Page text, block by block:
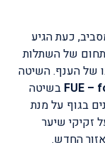
כעת הגיע
של השתלות
של הענף. השיטה
FUE – בשיטה
בגוף על מנת
זקיקי שיער
החדש.